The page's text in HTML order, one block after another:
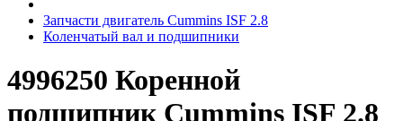
Запчасти двигатель Cummins ISF 2.8
Коленчатый вал и подшипники
4996250 Коренной
подшипник Cummins ISF 2.8